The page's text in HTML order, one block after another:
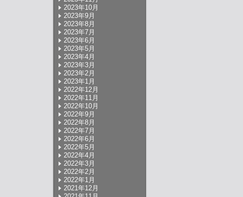
2023年10月
2023年9月
2023年8月
2023年7月
2023年6月
2023年5月
2023年4月
2023年3月
2023年2月
2023年1月
2022年12月
2022年11月
2022年10月
2022年9月
2022年8月
2022年7月
2022年6月
2022年5月
2022年4月
2022年3月
2022年2月
2022年1月
2021年12月